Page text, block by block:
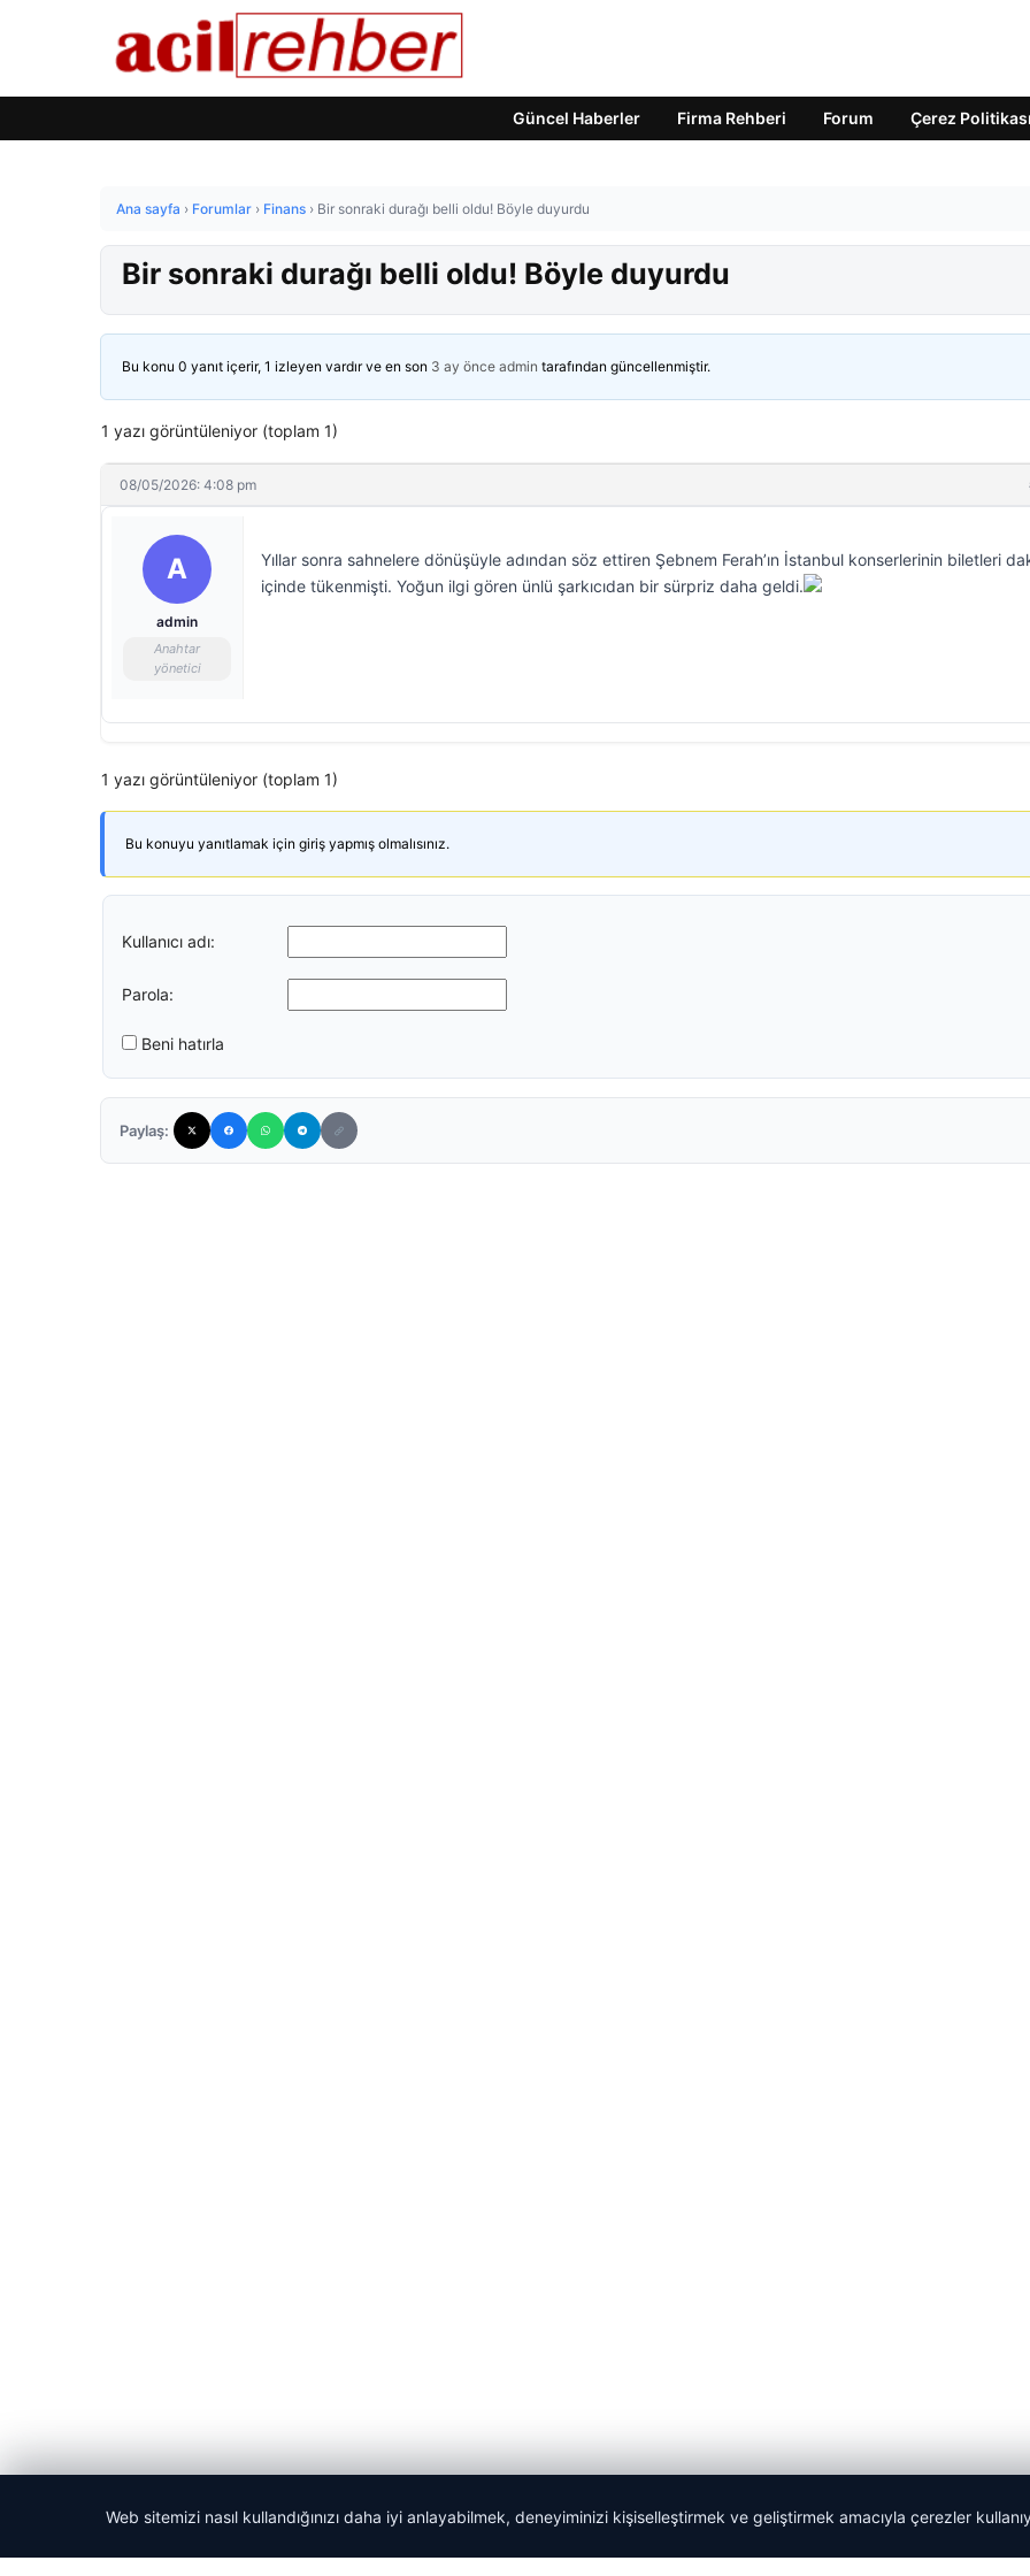
Güncel Haberler Firma Rehberi Forum Çerez Politikası
Ana sayfa › Forumlar › Finans › Bir sonraki durağı belli oldu! Böyle duyurdu
Bir sonraki durağı belli oldu! Böyle duyurdu
Bu konu 0 yanıt içerir, 1 izleyen vardır ve en son 3 ay önce admin tarafından güncellenmiştir.
1 yazı görüntüleniyor (toplam 1)
08/05/2026: 4:08 pm
A
admin
Anahtar
yönetici
Yıllar sonra sahnelere dönüşüyle adından söz ettiren Şebnem Ferah’ın İstanbul konserlerinin biletleri
içinde tükenmişti. Yoğun ilgi gören ünlü şarkıcıdan bir sürpriz daha geldi.
1 yazı görüntüleniyor (toplam 1)
Bu konuyu yanıtlamak için giriş yapmış olmalısınız.
Kullanıcı adı:
Parola:
Beni hatırla
Paylaş:
© 2026 Acil Rehber | Gündem Haberleri
Web sitemizi nasıl kullandığınızı daha iyi anlayabilmek, deneyiminizi kişiselleştirmek ve geliştirmek amacıyla çerezler